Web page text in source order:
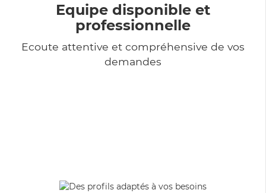
Equipe disponible et
professionnelle
Ecoute attentive et compréhensive de vos
demandes